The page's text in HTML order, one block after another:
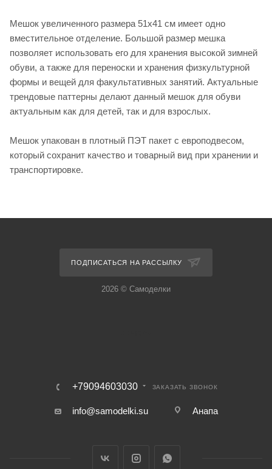
Мешок увеличенного размера 51х41 см имеет одно
вместительное отделение. Большой размер мешка
позволяет использовать его для хранения высокой зимней
обуви, а также для переноски и хранения физкультурной
формы и вещей для факультативных занятий. Актуальные
трендовые паттерны делают данный мешок для обуви
актуальным как для детей, так и для взрослых.
Мешок упакован в плотный ПЭТ пакет с европодвесом,
который сохранит качество и товарный вид при хранении и
транспортировке.
ПОДПИСАТЬСЯ НА РАССЫЛКУ
2026 © Самоделки
+79094603030 ЗАКАЗАТЬ ЗВОНОК
info@samodelki.su Анапа